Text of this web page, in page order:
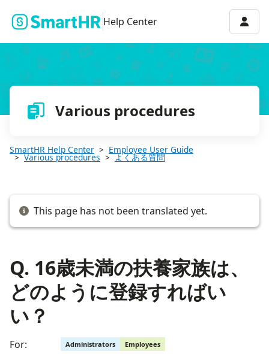
Help Center
Various procedures
SmartHR Help Center Employee User Guide
Various procedures よくある質問
This page has not been translated yet.
Q. 16歳未満の扶養家族は、
どのように登録すればい
い？
For: Administrators Employees